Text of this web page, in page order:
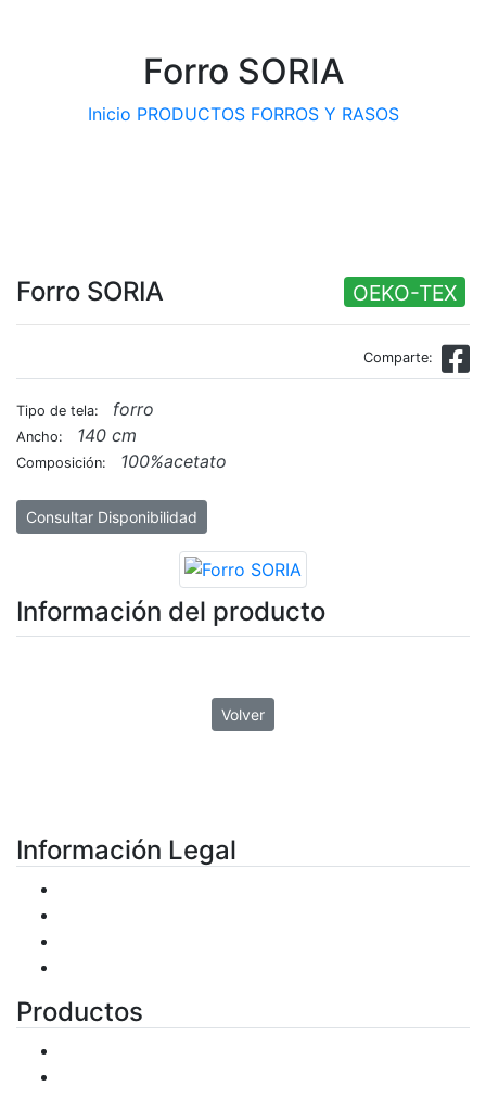
Forro SORIA
Inicio PRODUCTOS FORROS Y RASOS
Forro SORIA OEKO-TEX
Comparte:
Tipo de tela: forro
Ancho: 140 cm
Composición: 100%acetato
Consultar Disponibilidad
Información del producto
Volver
Información Legal
Productos